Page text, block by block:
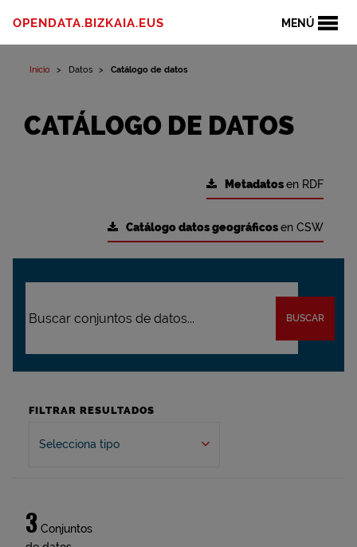
MENÚ
OPENDATA.BIZKAIA.EUS
Inicio Datos Catálogo de datos
CATÁLOGO DE DATOS
Metadatosen RDF
Catálogo datos geográficosen CSW
BUSCAR
FILTRAR RESULTADOS
Selecciona tipo
3 Conjuntos